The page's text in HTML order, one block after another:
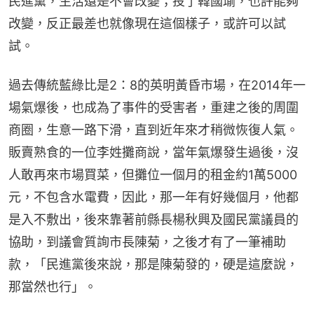
改變，反正最差也就像現在這個樣子，或許可以試
試。
過去傳統藍綠比是2：8的英明黃昏市場，在2014年一
場氣爆後，也成為了事件的受害者，重建之後的周圍
商圈，生意一路下滑，直到近年來才稍微恢復人氣。
販賣熟食的一位李姓攤商說，當年氣爆發生過後，沒
人敢再來市場買菜，但攤位一個月的租金約1萬5000
元，不包含水電費，因此，那一年有好幾個月，他都
是入不敷出，後來靠著前縣長楊秋興及國民黨議員的
協助，到議會質詢市長陳菊，之後才有了一筆補助
款，「民進黨後來說，那是陳菊發的，硬是這麼說，
那當然也行」。